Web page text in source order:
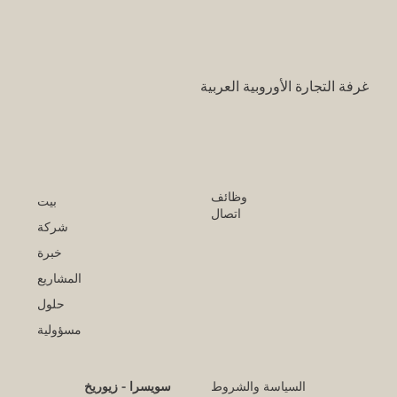
غرفة التجارة الأوروبية العربية
بيت
شركة
خبرة
المشاريع
حلول
مسؤولية
وظائف
اتصال
السياسة والشروط
سويسرا - زيوريخ